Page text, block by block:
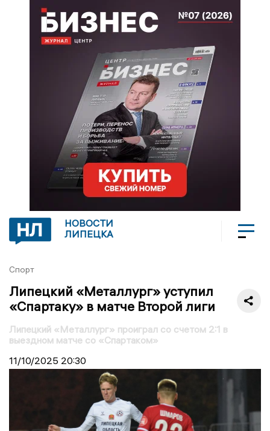
НОВОСТИ
ЛИПЕЦКА
Спорт
Липецкий «Металлург» уступил
«Спартаку» в матче Второй лиги
Липецкий «Металлург» проиграл со счетом 2:1 в
выездном матче со «Спартаком»
11/10/2025 20:30